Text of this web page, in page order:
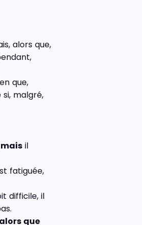
alors que,
que,
si, malgré,
mais il
fatiguée,
difficile, il
alors que